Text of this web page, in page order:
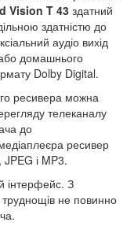
Vision T 43 здатний
здатністю до
аудіо вихід
домашнього
Dolby Digital.
ресивера можна
телеканалу
до
ресивер
JPEG і MP3.
інтерфейс. З
не повинно